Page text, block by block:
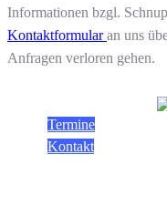
Informationen bzgl.
Kontaktformularan uns
Anfragen verloren gehen.
Termine
Kontakt